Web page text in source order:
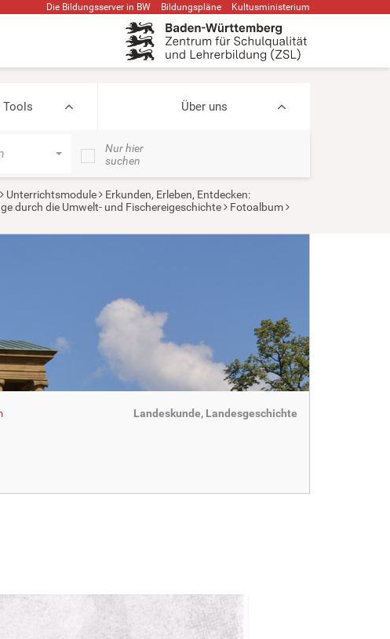
Die Bildungsserver in BW Bildungspläne Kultusministerium
Tools Über uns
Nur hier
suchen
Unterrichtsmodule
Erkunden, Erleben, Entdecken:
durch die Umwelt- und Fischereigeschichte
Fotoalbum
Landeskunde, Landesgeschichte